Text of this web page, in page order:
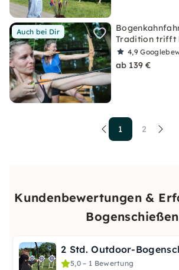
Auch bei Dir
Tradition trifft
4,9
ab 139 €
1 2
Kundenbewertungen &
Bogenschießen
5,0 – 1 Bewertung